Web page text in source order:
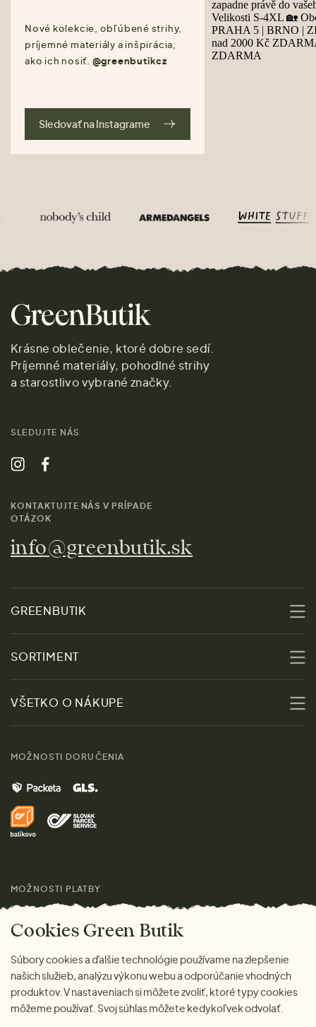
Nové kolekcie, obľúbené strihy,
príjemné materiály a inšpirácia,
ako ich nosiť. @greenbutikcz
Sledovať na Instagrame
Krásne oblečenie, ktoré dobre sedí.
Príjemné materiály, pohodlné strihy
a starostlivo vybrané značky.
SLEDUJTE NÁS
KONTAKTUJTE NÁS V PRÍPADE
OTÁZOK
info@greenbutik.sk
GREENBUTIK
Udržateľnosť
Kontakt
Značky
Pre médiá
SORTIMENT
Zľavy
Ženy
Muži
Domov
Darčeky
VŠETKO O NÁKUPE
Doprava a platba
MOŽNOSTI DORUČENIA
MOŽNOSTI PLATBY
Cookies Green Butik
Súbory cookies a ďalšie technológie používame na zlepšenie
našich služieb, analýzu výkonu webu a odporúčanie vhodných
produktov. V nastaveniach si môžete zvoliť, ktoré typy cookies
môžeme používať. Svoj súhlas môžete kedykoľvek odvolať.